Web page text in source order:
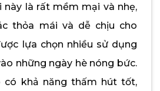
này là rất mềm mại và nhẹ,
thỏa mái và dễ chịu cho
lựa chọn nhiều sử dụng
những ngày hè nóng bức.
có khả năng thấm hút tốt,